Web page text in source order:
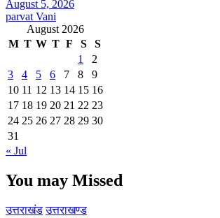
August 5, 2026
parvat Vani
August 2026
M T W T F S
S
1
2
3
4 5 6 7 8
9
10 11 12 13 14 15 16
17 18 19 20 21 22 23
24 25 26 27 28 29 30
31
« Jul
You may Missed
उत्तराखंड उत्तराखण्ड